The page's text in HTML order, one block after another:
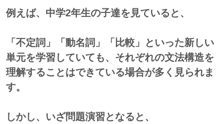
例えば、中学2年生の子達を見ていると、
「不定詞」「動名詞」「比較」といった新しい
単元を学習していても、それぞれの文法構造を
理解することはできている場合が多く見られま
す。
しかし、いざ問題演習となると、